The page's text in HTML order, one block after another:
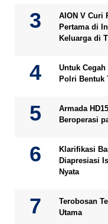
AION V Curi
Pertama di
Keluarga di
Untuk
Polri Bentuk
Armada
Beroperasi
Klarifikasi
Diapresiasi
Nyata
Terobosan
Utama